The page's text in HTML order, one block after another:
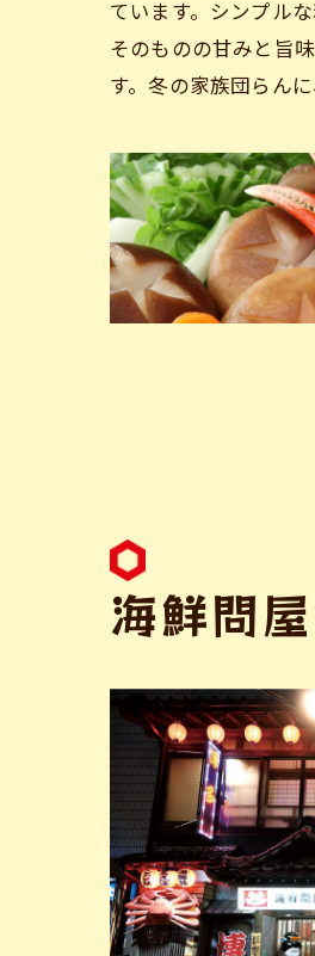
ています。シンプル
そのものの甘みと旨
す。冬の家族団らん
海鮮問